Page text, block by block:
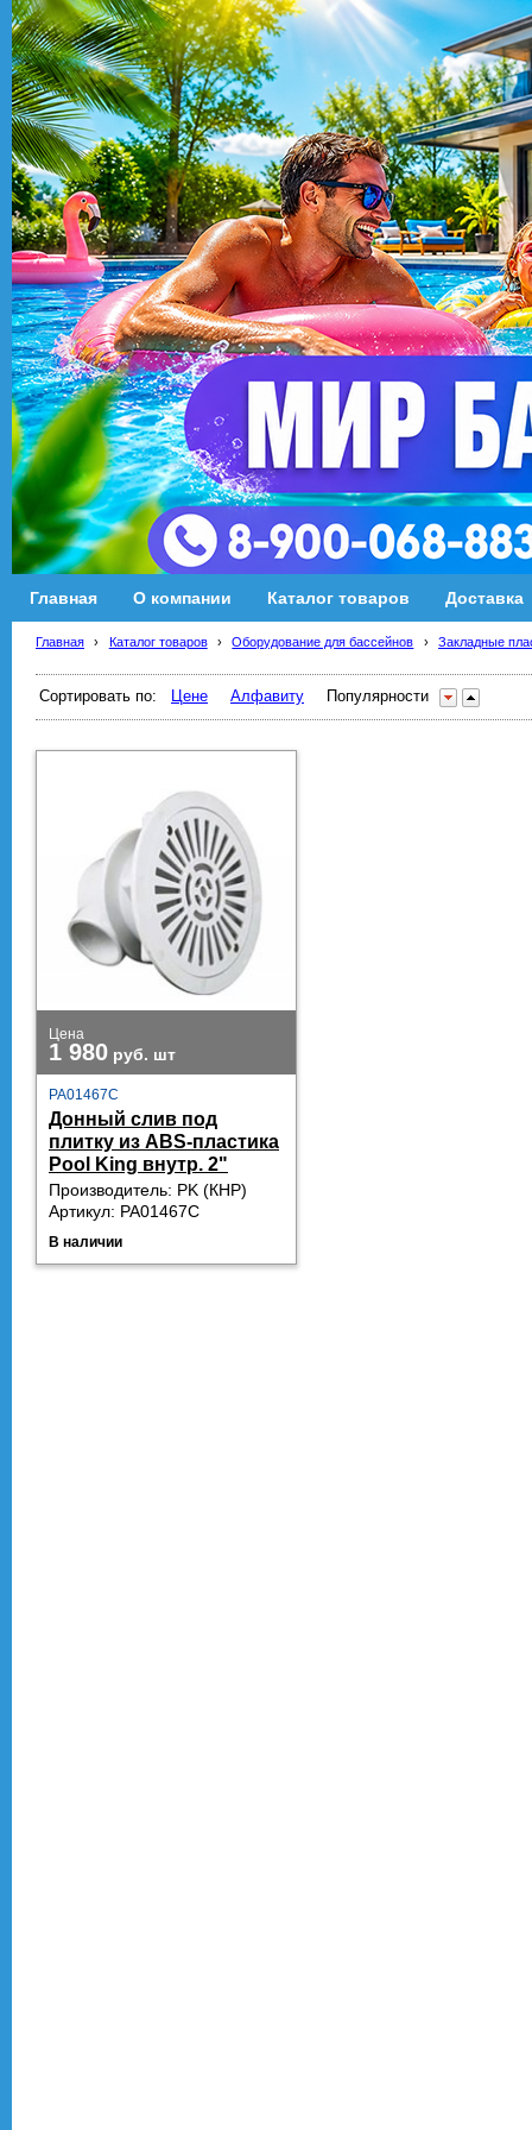
Главная О компании Каталог товаров Доставка
Главная › Каталог товаров › Оборудование для бассейнов › Закладные
Сортировать по: Цене Алфавиту Популярности
Цена
1 980 руб. шт
PA01467C
Донный слив под
плитку из ABS-пластика
Pool King внутр. 2"
Производитель: PK (КНР)
Артикул: PA01467C
В наличии